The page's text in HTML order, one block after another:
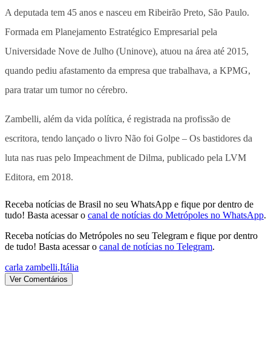
A deputada tem 45 anos e nasceu em Ribeirão Preto, São Paulo.
Formada em Planejamento Estratégico Empresarial pela
Universidade Nove de Julho (Uninove), atuou na área até 2015,
quando pediu afastamento da empresa que trabalhava, a KPMG,
para tratar um tumor no cérebro.
Zambelli, além da vida política, é registrada na profissão de
escritora, tendo lançado o livro Não foi Golpe – Os bastidores da
luta nas ruas pelo Impeachment de Dilma, publicado pela LVM
Editora, em 2018.
Receba notícias de Brasil no seu WhatsApp e fique por dentro de
tudo! Basta acessar o canal de notícias do Metrópoles no WhatsApp.
Receba notícias do Metrópoles no seu Telegram e fique por dentro
de tudo! Basta acessar o canal de notícias no Telegram.
carla zambelli,Itália
Ver Comentários